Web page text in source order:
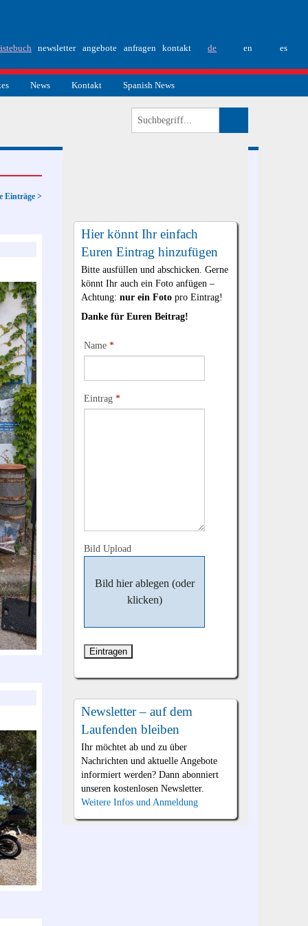
newsletter angebote anfragen kontakt de en es
News Kontakt Spanish News
Hier könnt Ihr einfach
Euren Eintrag hinzufügen
Bitte ausfüllen und abschicken. Gerne
könnt Ihr auch ein Foto anfügen –
Achtung: nur ein Fotopro Eintrag!
Danke für Euren Beitrag!
Name *
Eintrag *
Bild Upload
Bild hier ablegen (oder
klicken)
Newsletter – auf dem
Laufenden bleiben
Ihr möchtet ab und zu über
Nachrichten und aktuelle Angebote
informiert werden? Dann abonniert
unseren kostenlosen Newsletter.
Weitere Infos und Anmeldung
Einträge >